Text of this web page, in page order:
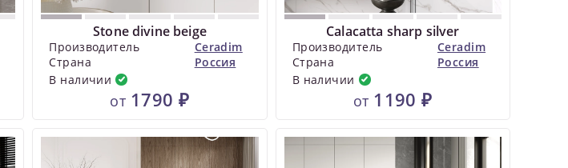
Stone divine beige
Производитель
Ceradim
Страна
Россия
В наличии
от 1790 ₽
Calacatta sharp silver
Производитель
Ceradim
Страна
Россия
В наличии
от 1190 ₽